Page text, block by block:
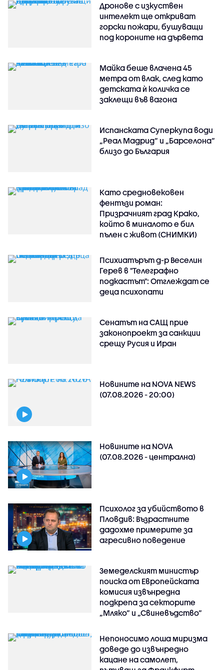
Дронове с изкуствен
интелект ще откриват
горски пожари, бушуващи
под короните на дървета
Майка беше влачена 45
метра от влак, след като
детската ѝ количка се
заклещи във вагона
Испанската Суперкупа води
„Реал Мадрид“ и „Барселона“
близо до България
Като средновековен
фентъзи роман:
Призрачният град Крако,
който в миналото е бил
пълен с живот (СНИМКИ)
Психиатърът д-р Веселин
Герев в "Телеграфно
подкастът": Отглеждат се
деца психопати
Сенатът на САЩ прие
законопроект за санкции
срещу Русия и Иран
Новините на NOVA NEWS
(07.08.2026 - 20:00)
Новините на NOVA
(07.08.2026 - централна)
Психолог за убийството в
Пловдив: Възрастните
дадохме примерите за
агресивно поведение
Земеделският министър
поиска от Европейската
комисия извънредна
подкрепа за секторите
„Мляко“ и „Свиневъдство“
Непоносимо лоша миризма
доведе до извънредно
кацане на самолет,